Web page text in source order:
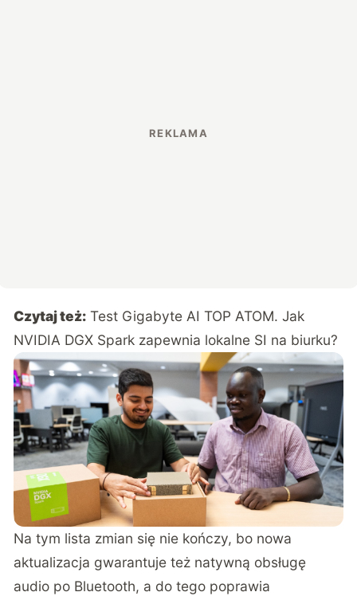
Czytaj też: Test Gigabyte AI TOP ATOM. Jak
NVIDIA DGX Spark zapewnia lokalne SI na biurku?
Na tym lista zmian się nie kończy, bo nowa
aktualizacja gwarantuje też natywną obsługę
audio po Bluetooth, a do tego poprawia